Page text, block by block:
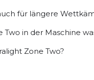
für längere
in der Maschine
Zone Two?